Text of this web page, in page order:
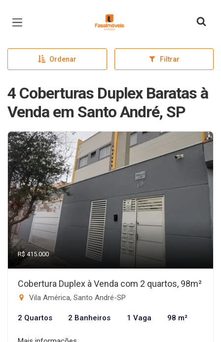
Página inicial
Ordenar Filtrar
4 Coberturas Duplex Baratas à
Venda em Santo André, SP
R$ 415.000
Cobertura Duplex à Venda com 2 quartos, 98m²
Vila América, Santo André-SP
2 Quartos 2 Banheiros 1 Vaga 98 m²